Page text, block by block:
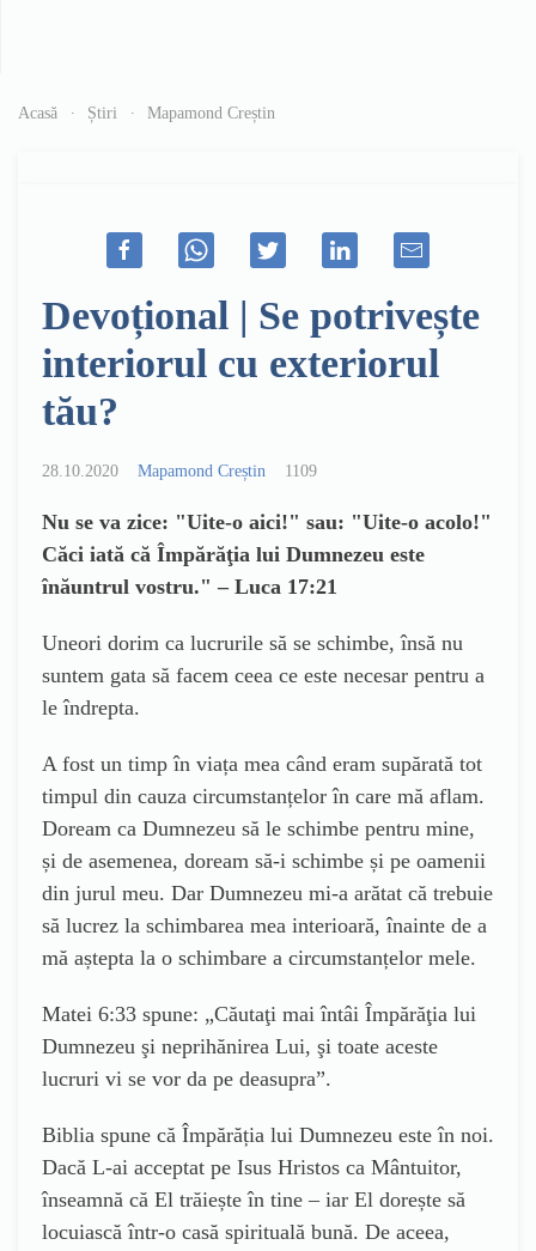
Acasă Știri Mapamond Creștin
Devoțional | Se potrivește
interiorul cu exteriorul
tău?
28.10.2020 Mapamond Creștin 1109
Nu se va zice: "Uite-o aici!" sau: "Uite-o acolo!"
Căci iată că Împărăţia lui Dumnezeu este
înăuntrul vostru." – Luca 17:21
Uneori dorim ca lucrurile să se schimbe, însă nu
suntem gata să facem ceea ce este necesar pentru a
le îndrepta.
A fost un timp în viața mea când eram supărată tot
timpul din cauza circumstanțelor în care mă aflam.
Doream ca Dumnezeu să le schimbe pentru mine,
și de asemenea, doream să-i schimbe și pe oamenii
din jurul meu. Dar Dumnezeu mi-a arătat că trebuie
să lucrez la schimbarea mea interioară, înainte de a
mă aștepta la o schimbare a circumstanțelor mele.
Matei 6:33 spune: „Căutaţi mai întâi Împărăţia lui
Dumnezeu şi neprihănirea Lui, şi toate aceste
lucruri vi se vor da pe deasupra”.
Biblia spune că Împărăția lui Dumnezeu este în noi.
Dacă L-ai acceptat pe Isus Hristos ca Mântuitor,
înseamnă că El trăiește în tine – iar El dorește să
locuiască într-o casă spirituală bună. De aceea,